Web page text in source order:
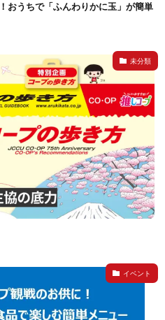
おうちで「ふんわりかに玉」が簡単
未分類
イベント